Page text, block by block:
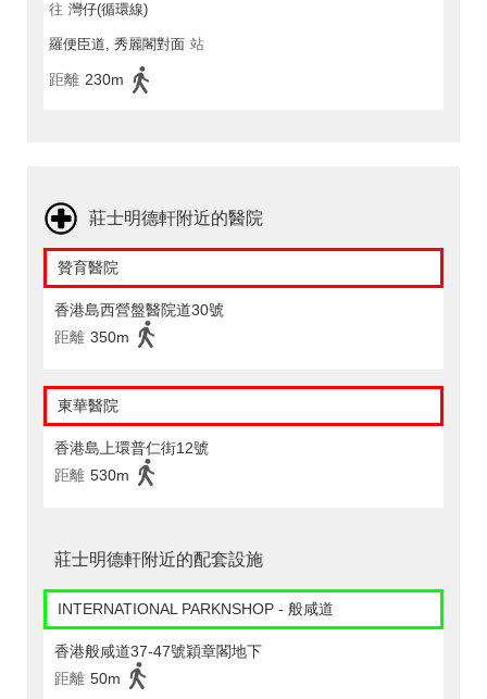
往 灣仔(循環線)
羅便臣道, 秀麗閣對面 站
距離 230m
莊士明德軒附近的醫院
贊育醫院
香港島西營盤醫院道30號
距離 350m
東華醫院
香港島上環普仁街12號
距離 530m
莊士明德軒附近的配套設施
INTERNATIONAL PARKNSHOP - 般咸道
香港般咸道37-47號穎章閣地下
距離 50m